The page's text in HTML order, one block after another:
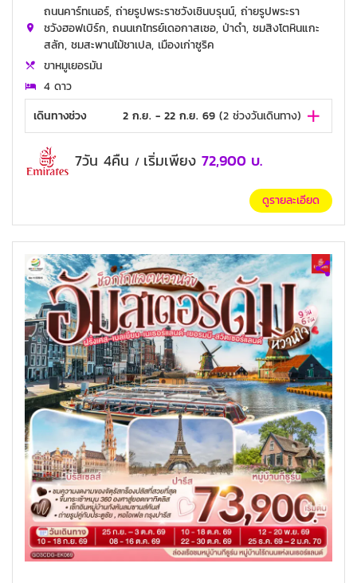
ถนนคาร์ทเนอร์, ถ่ายรูปพระราชวังเชินบรุนน์, ถ่ายรูปพระรา
ชวังฮอฟเบิร์ก, ถนนเกไทรย์เดอกาสเซอ, ป่าดำ, ชมสิงโตหินแกะ
สลัก, ชมสะพานไม้ชาเปล, เมืองเก่าซูริค
ขาหมูเยอรมัน
4 ดาว
เดินทางช่วง
2 ก.ย. - 22 ก.ย. 69 (2 ช่วงวันเดินทาง)
7วัน 4คืน / เริ่มเพียง 72,900 บ.
ดูรายละเอียด